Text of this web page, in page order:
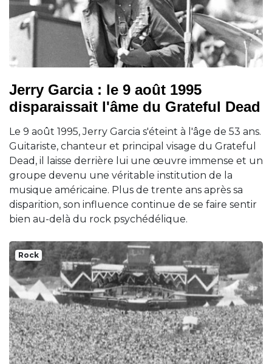
Jerry Garcia : le 9 août 1995
disparaissait l'âme du Grateful Dead
Le 9 août 1995, Jerry Garcia s'éteint à l'âge de 53 ans.
Guitariste, chanteur et principal visage du Grateful
Dead, il laisse derrière lui une œuvre immense et un
groupe devenu une véritable institution de la
musique américaine. Plus de trente ans après sa
disparition, son influence continue de se faire sentir
bien au-delà du rock psychédélique.
Rock